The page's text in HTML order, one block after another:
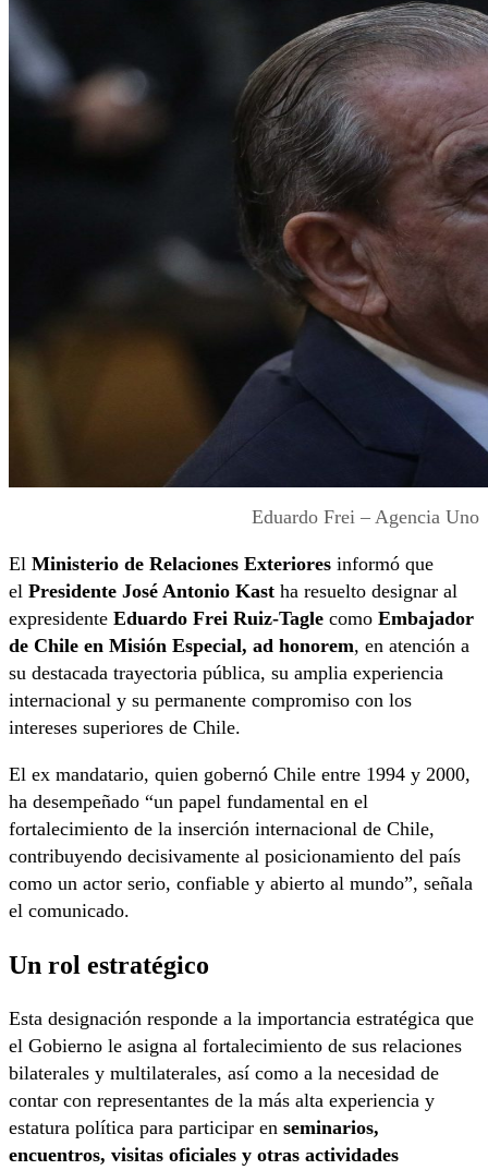
Eduardo Frei – Agencia Uno
El Ministerio de Relaciones Exteriores informó que
el Presidente José Antonio Kast ha resuelto designar al
expresidente Eduardo Frei Ruiz-Tagle como Embajador
de Chile en Misión Especial, ad honorem, en atención a
su destacada trayectoria pública, su amplia experiencia
internacional y su permanente compromiso con los
intereses superiores de Chile.
El ex mandatario, quien gobernó Chile entre 1994 y 2000,
ha desempeñado “un papel fundamental en el
fortalecimiento de la inserción internacional de Chile,
contribuyendo decisivamente al posicionamiento del país
como un actor serio, confiable y abierto al mundo”, señala
el comunicado.
Un rol estratégico
Esta designación responde a la importancia estratégica que
el Gobierno le asigna al fortalecimiento de sus relaciones
bilaterales y multilaterales, así como a la necesidad de
contar con representantes de la más alta experiencia y
estatura política para participar en seminarios,
encuentros, visitas oficiales y otras actividades